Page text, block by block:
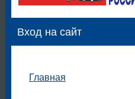
Вход на сайт
Главная